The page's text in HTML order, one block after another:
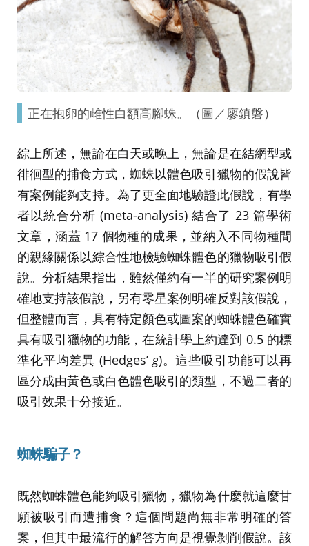
正在抱卵的雌性白額高腳蛛。（圖／廖鎮磐）
綜上所述，無論在白天或晚上，無論是在結網型或
徘徊型的捕食方式，蜘蛛以體色吸引獵物的假說皆
有案例能夠支持。為了更全面地驗證此假說，有學
者以統合分析 (meta-analysis) 結合了 23 篇學術
文章，涵蓋 17 個物種的成果，並納入不同物種間
的親緣關係以綜合性地檢驗蜘蛛體色的獵物吸引假
說。分析結果指出，雖然僅約有一半的研究案例明
確地支持該假說，另有零星案例明確反對該假說，
但整體而言，具有特定顏色或圖案的蜘蛛體色確實
具有吸引獵物的功能，在統計學上約達到 0.5 的標
準化平均差異 (Hedges’g)。這些吸引功能可以再
區分成由黃色或白色體色吸引的類型，不過二者的
吸引效果十分接近。
蜘蛛騙子？
既然蜘蛛體色能夠吸引獵物，獵物為什麼就這麼甘
願被吸引而遭捕食？這個問題尚無非常明確的答
案，但其中最流行的解答方向是視覺剝削假說。該